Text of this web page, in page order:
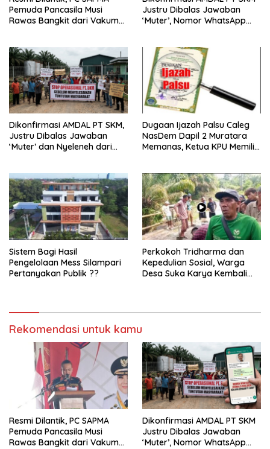
Pemuda Pancasila Musi
Rawas Bangkit dari Vakum
Justru Dibalas Jawaban
‘Muter’, Nomor WhatsApp
Dikonfirmasi AMDAL PT SKM,
Justru Dibalas Jawaban
‘Muter’ dan Nyeleneh dari
Dugaan Ijazah Palsu Caleg
NasDem Dapil 2 Muratara
Memanas, Ketua KPU Memilih
Sistem Bagi Hasil
Pengelolaan Mess Silampari
Pertanyakan Publik ??
Perkokoh Tridharma dan
Kepedulian Sosial, Warga
Desa Suka Karya Kembali
Rekomendasi untuk kamu
Resmi Dilantik, PC SAPMA
Pemuda Pancasila Musi
Rawas Bangkit dari Vakum
Dikonfirmasi AMDAL PT SKM
Justru Dibalas Jawaban
‘Muter’, Nomor WhatsApp